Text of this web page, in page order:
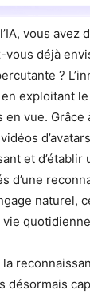
vous avez
déjà
?
exploitant
vue. Grâce
et d’établir
d’une
naturel,
vie